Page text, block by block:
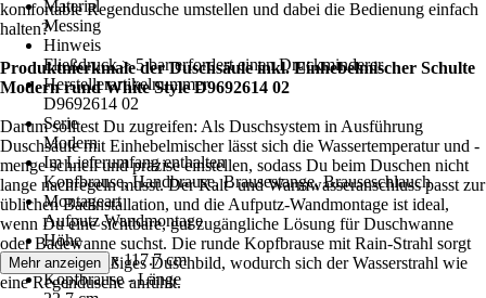
Material
Messing
Hinweis
Fließdruck > 5 bar erfordert einen Druckminderer
Herstellerartikelnummer
D9692614 02
Serie
Modern
Im Lieferumfang enthalten
Kopfbrause, Handbrause, Brausestange, Brauseschlauch
Montageart
Aufputz Wandmontage
Höhe
117.7 cm x 117.7 cm
Kopfbrause - Länge
komfortable Regendusche umstellen und dabei die Bedienung einfach
halten?
Produktmerkmale der Duschsäule inkl. Einhebelmischer Schulte
Modern rund White Style D9692614 02
Darum solltest Du zugreifen: Als Duschsystem in Ausführung
Duschsäule mit Einhebelmischer lässt sich die Wassertemperatur und -
menge schnell und präzise einstellen, sodass Du beim Duschen nicht
lange nachregeln musst. Der Kalt- und Warmwasseranschluss passt zur
üblichen Badinstallation, und die Aufputz-Wandmontage ist ideal,
wenn Du eine sichtbare, gut zugängliche Lösung für Duschwanne
oder Badewanne suchst. Die runde Kopfbrause mit Rain-Strahl sorgt
für ein gleichmäßiges Duschbild, wodurch sich der Wasserstrahl wie
eine Regendusche anfühlt.
Mehr anzeigen